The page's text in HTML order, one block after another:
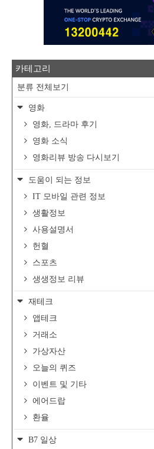
카테고리
분류 전체보기
영화
영화, 드라마 후기
영화 소식
영화리뷰 방송 다시보기
도움이 되는 정보
IT 모바일 관련 정보
생활정보
사용설명서
헌혈
스포츠
생생정보 리뷰
재테크
앱테크
거래소
가상자산
오늘의 퀴즈
이벤트 및 기타
에어드랍
환율
B7 일상